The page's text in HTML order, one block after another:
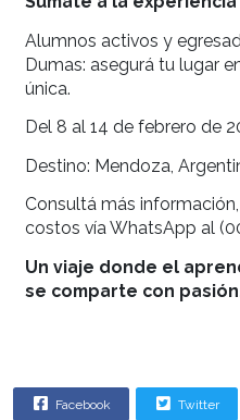
permitirá a los
valor cultural y
etiqueta, así como
industria enoturística a
Más allá del
Mendoza 2026
crecimiento
posibilidad de
los egresados, una
inspirarse y fortalecer
Alumnos activos y